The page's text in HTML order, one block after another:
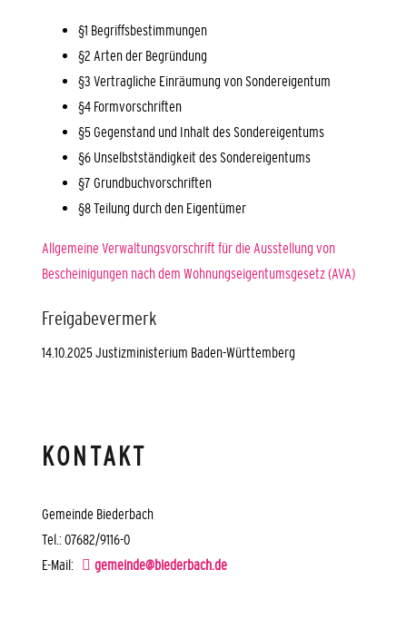
§1 Begriffsbestimmungen
§2 Arten der Begründung
§3 Vertragliche Einräumung von Sondereigentum
§4 Formvorschriften
§5 Gegenstand und Inhalt des Sondereigentums
§6 Unselbstständigkeit des Sondereigentums
§7 Grundbuchvorschriften
§8 Teilung durch den Eigentümer
Allgemeine Verwaltungsvorschrift für die Ausstellung von
Bescheinigungen nach dem Wohnungseigentumsgesetz (AVA)
Freigabevermerk
14.10.2025 Justizministerium Baden-Württemberg
KONTAKT
Gemeinde Biederbach
Tel.: 07682/9116-0
E-Mail:
gemeinde@biederbach.de